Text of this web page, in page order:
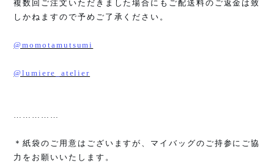
複数回ご注文いただきました場合にもご配送料のご返金は致
しかねますので予めご了承ください。
@momotamutsumi
@lumiere_atelier
……………
＊紙袋のご用意はございますが、マイバッグのご持参にご協
力をお願いいたします。